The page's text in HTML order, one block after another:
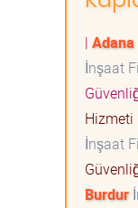
| Adana
İnşaat
Hizmeti
İnşaat
Burdur